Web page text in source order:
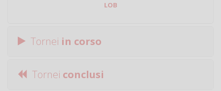
LOB
Tornei in corso
Tornei conclusi